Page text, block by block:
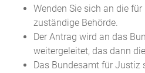
Wenden Sie sich an die
zuständige Behörde.
Der Antrag wird an das
weitergeleitet, das dann
Das Bundesamt für Justiz